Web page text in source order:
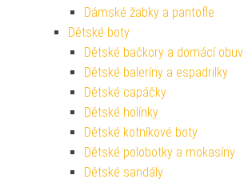
Dámské žabky a pantofle
Dětské boty
Dětské bačkory a domácí obuv
Dětské baleríny a espadrilky
Dětské capáčky
Dětské holínky
Dětské kotníkové boty
Dětské polobotky a mokasíny
Dětské sandály